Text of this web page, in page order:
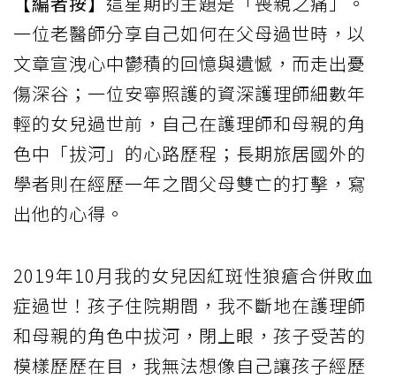
一位老醫師分享自己如何在父母過世時，以
文章宣洩心中鬱積的回憶與遺憾，而走出憂
傷深谷；一位安寧照護的資深護理師細數年
輕的女兒過世前，自己在護理師和母親的角
色中「拔河」的心路歷程；長期旅居國外的
學者則在經歷一年之間父母雙亡的打擊，寫
出他的心得。
2019年10月我的女兒因紅斑性狼瘡合併敗血
症過世！孩子住院期間，我不斷地在護理師
和母親的角色中拔河，閉上眼，孩子受苦的
模樣歷歷在目，我無法想像自己讓孩子經歷